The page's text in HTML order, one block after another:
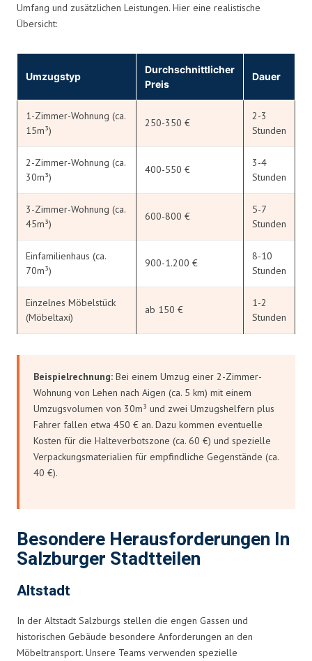
Umfang und zusätzlichen Leistungen. Hier eine realistische
Übersicht:
Umzugstyp
Durchschnittlicher
Preis
Dauer
1-Zimmer-Wohnung (ca.
15m³)
250-350 €
2-3
Stunden
2-Zimmer-Wohnung (ca.
30m³)
400-550 €
3-4
Stunden
3-Zimmer-Wohnung (ca.
45m³)
600-800 €
5-7
Stunden
Einfamilienhaus (ca.
70m³)
900-1.200 €
8-10
Stunden
Einzelnes Möbelstück
(Möbeltaxi)
ab 150 €
1-2
Stunden
Beispielrechnung: Bei einem Umzug einer 2-Zimmer-
Wohnung von Lehen nach Aigen (ca. 5 km) mit einem
Umzugsvolumen von 30m³ und zwei Umzugshelfern plus
Fahrer fallen etwa 450 € an. Dazu kommen eventuelle
Kosten für die Halteverbotszone (ca. 60 €) und spezielle
Verpackungsmaterialien für empfindliche Gegenstände (ca.
40 €).
Besondere Herausforderungen In
Salzburger Stadtteilen
Altstadt
In der Altstadt Salzburgs stellen die engen Gassen und
historischen Gebäude besondere Anforderungen an den
Möbeltransport. Unsere Teams verwenden spezielle